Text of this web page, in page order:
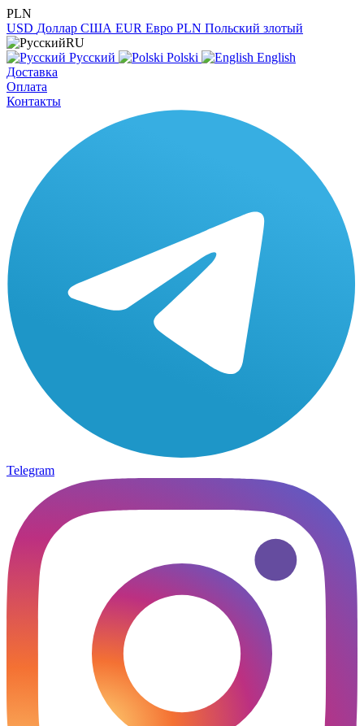
PLN
USD Доллар США EUR Евро PLN Польский злотый
RU
Русский
Polski
English
Доставка
Оплата
Контакты
Telegram